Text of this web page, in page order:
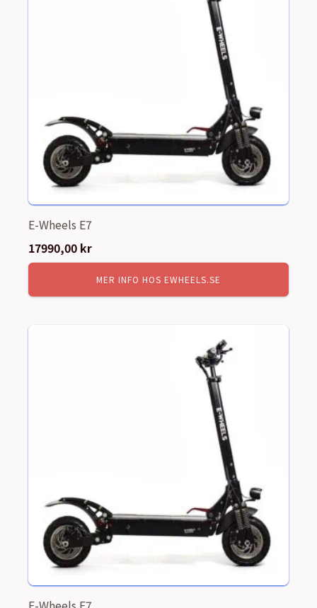
E-Wheels E7
17990,00 kr
MER INFO HOS EWHEELS.SE